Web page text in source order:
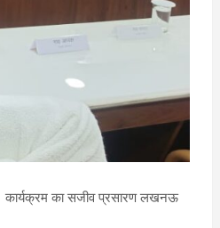
कार्यक्रम का सजीव प्रसारण लखनऊ